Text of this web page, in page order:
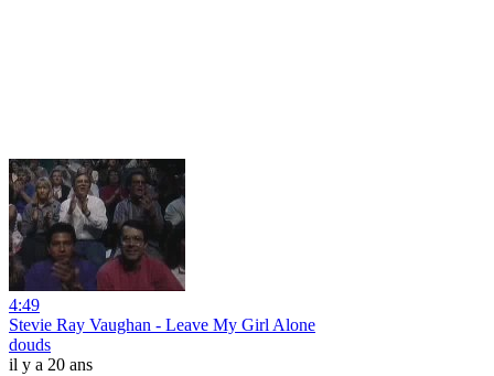
4:49
Stevie Ray Vaughan - Leave My Girl Alone
douds
il y a 20 ans